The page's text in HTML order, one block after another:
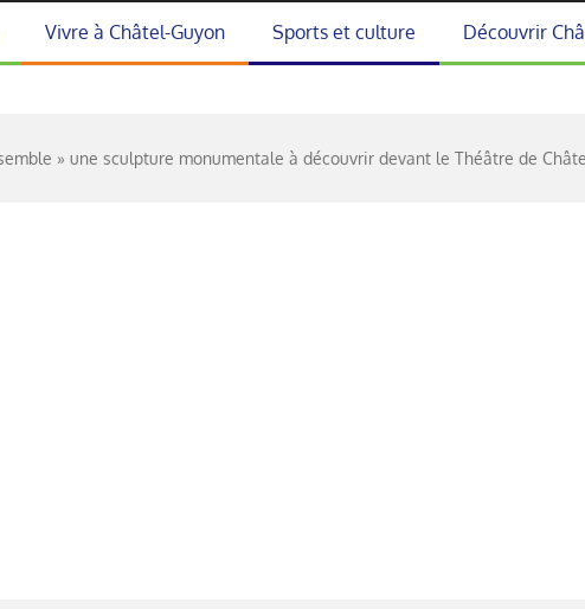
Vivre à Châtel-Guyon Sports et culture Découvrir
» une sculpture monumentale à découvrir devant le Théâtre de